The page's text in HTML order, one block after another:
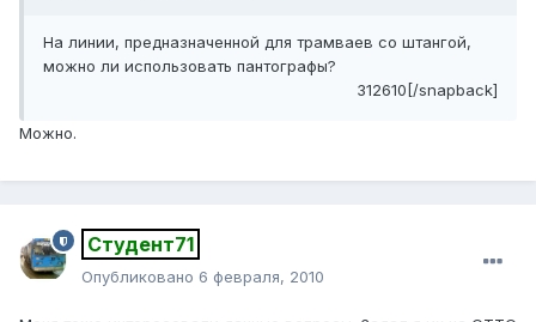
На линии, предназначенной для трамваев со штангой,
можно ли использовать пантографы?
312610[/snapback]
Можно.
Студент71
Опубликовано 6 февраля, 2010